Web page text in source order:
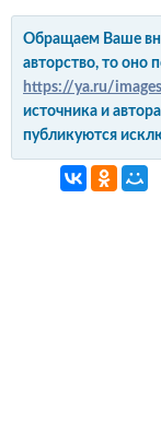
Обращаем Ваше
авторство, то оно
https://ya.ru/images
источника и
публикуются